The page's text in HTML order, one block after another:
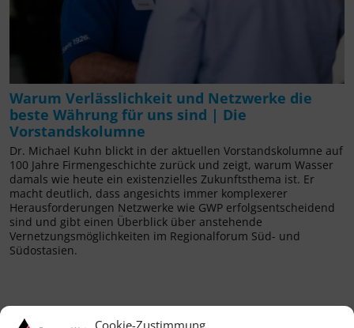
Cookie-Zustimmung
Warum Verlässlichkeit und Netzwerke die
beste Währung für uns sind | Die
Vorstandskolumne
Dr. Michael Kuhn blickt in der aktuellen Vorstandskolumne auf
100 Jahre Firmengeschichte zurück und zeigt, warum Wasser
damals wie heute ein existenzielles Zukunftsthema ist. Er
macht deutlich, dass angesichts immer komplexerer
Herausforderungen Netzwerke wie GWP erfolgsentscheidend
sind und gibt einen Überblick über anstehende
Vernetzungsmöglichkeiten im Regionalforum Süd- und
Südostasien.